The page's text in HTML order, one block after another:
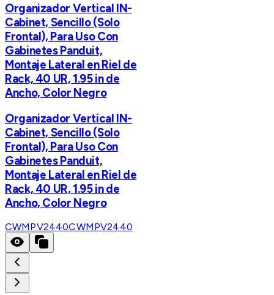
Organizador Vertical IN-
Cabinet, Sencillo (Solo
Frontal), Para Uso Con
Gabinetes Panduit,
Montaje Lateral en Riel de
Rack, 40 UR, 1.95 in de
Ancho, Color Negro
Organizador Vertical IN-
Cabinet, Sencillo (Solo
Frontal), Para Uso Con
Gabinetes Panduit,
Montaje Lateral en Riel de
Rack, 40 UR, 1.95 in de
Ancho, Color Negro
CWMPV2440CWMPV2440